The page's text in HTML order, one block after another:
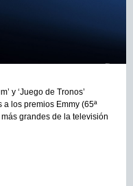
y ‘Juego de Tronos’
los premios Emmy (65ª
grandes de la televisión